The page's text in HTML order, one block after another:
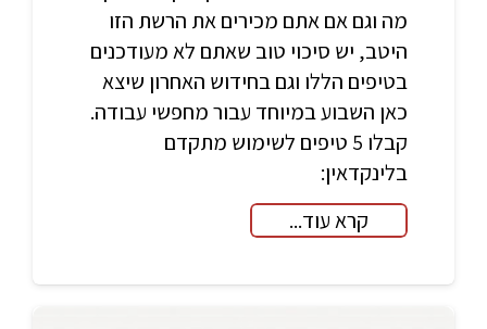
מה וגם אם אתם מכירים את הרשת הזו
היטב, יש סיכוי טוב שאתם לא מעודכנים
בטיפים הללו וגם בחידוש האחרון שיצא
כאן השבוע במיוחד עבור מחפשי עבודה.
קבלו 5 טיפים לשימוש מתקדם
בלינקדאין:
קרא עוד...